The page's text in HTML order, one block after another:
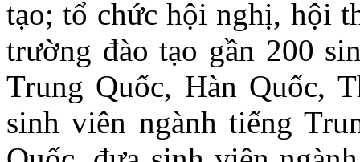
tạo; tổ chức hội nghị, hội
trường đào tạo gần 200
Trung Quốc, Hàn Quốc,
sinh viên ngành tiếng